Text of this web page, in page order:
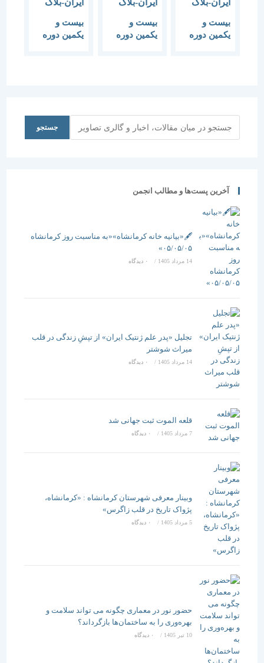
بیست و
یکمین دوره
بیست و
یکمین دوره
بیست و
یکمین دوره
جستجو
آخرین پست‌ها و مطالب انجمن
🖋️«بیانیه خانه کرمانشاه»«به مناسبت روز کرمانشاه
۰۵/۰۵/۰۵»
/ ۰ دیدگاه
تجلیل «پدر علم ژنتیک ایران» از تپشِ زندگی در قلب
میراث شوشتر
14 مرداد 1405 / ۰ دیدگاه
قلعه الموت ثبت جهانی شد
/ ۰ دیدگاه
وبینار معرفی شهرستان کرمانشاه : «کرمانشاه،
پژواک تاریخ در قلب زاگرس»
5 مرداد 1405 / ۰ دیدگاه
حضور نور در معماری چگونه می تواند سلامت و
بهره‌وری را به ساختمان‌ها بازگرداند؟
/ ۰ دیدگاه